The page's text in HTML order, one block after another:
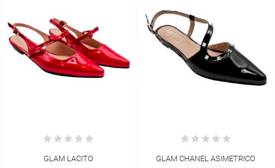
GLAM CHANEL ASIMETRICO
GLAM CHANEL CRUZADO